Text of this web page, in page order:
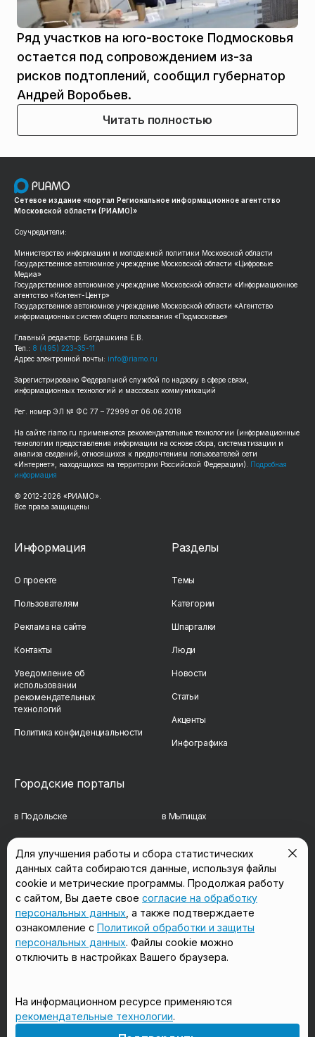
Ряд участков на юго-востоке Подмосковья
остается под сопровождением из-за
рисков подтоплений, сообщил губернатор
Андрей Воробьев.
Читать полностью
Сетевое издание «портал Региональное информационное агентство
Московской области (РИАМО)»
Соучредители:
Министерство информации и молодежной политики Московской области
Государственное автономное учреждение Московской области «Цифровые
Медиа»
Государственное автономное учреждение Московской области «Информационное
агентство «Контент-Центр»
Государственное автономное учреждение Московской области «Агентство
информационных систем общего пользования «Подмосковье»
Главный редактор: Богдашкина Е.В.
Тел.: 8 (495) 223-35-11
Адрес электронной почты: info@riamo.ru
Зарегистрировано Федеральной службой по надзору в сфере связи,
информационных технологий и массовых коммуникаций
Рег. номер ЭЛ № ФС 77 – 72999 от 06.06.2018
На сайте riamo.ru применяются рекомендательные технологии (информационные
технологии предоставления информации на основе сбора, систематизации и
анализа сведений, относящихся к предпочтениям пользователей сети
«Интернет», находящихся на территории Российской Федерации). Подробная
информация
© 2012-2026 «РИАМО».
Все права защищены
Информация
О проекте
Пользователям
Реклама на сайте
Контакты
Уведомление об
использовании
рекомендательных
технологий
Политика конфиденциальности
Разделы
Темы
Категории
Шпаргалки
Люди
Новости
Статьи
Акценты
Инфографика
Городские порталы
в Подольске в Мытищах
в Сергиевом Посаде в Люберцах
в Красногорске в Королёве
в Домодедово в Щёлково
Мы в соцсетях
Для улучшения работы и сбора статистических
данных сайта собираются данные, используя файлы
cookie и метрические программы. Продолжая работу
с сайтом, Вы даете свое согласие на обработку
персональных данных , а также подтверждаете
ознакомление с Политикой обработки и защиты
персональных данных. Файлы cookie можно
отключить в настройках Вашего браузера.
На информационном ресурсе применяются
рекомендательные технологии.